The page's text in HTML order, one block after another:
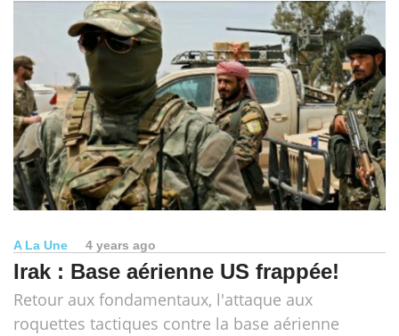
A La Une 4 years ago
Irak : Base aérienne US frappée!
Retour aux fondamentaux, l'attaque aux
roquettes tactiques contre la base aérienne